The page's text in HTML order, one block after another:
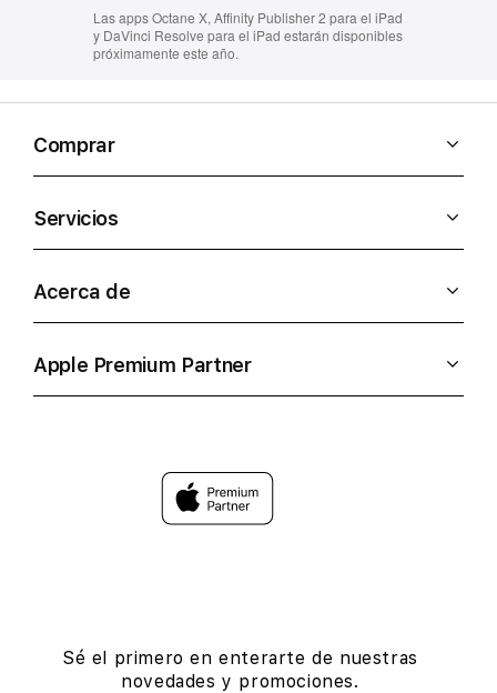
Las apps Octane X, Affinity Publisher 2 para el iPad
y DaVinci Resolve para el iPad estarán disponibles
próximamente este año.
Comprar
Servicios
Acerca de
Apple Premium Partner
Sé el primero en enterarte de nuestras
novedades y promociones.